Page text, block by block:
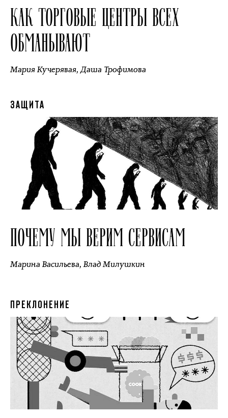
КАК ТОРГОВЫЕ ЦЕНТРЫ ВСЕХ
ОБМАНЫВАЮТ
Мария Кучерявая,Даша Трофимова
ЗАЩИТА
ПОЧЕМУ МЫ ВЕРИМ СЕРВИСАМ
Марина Васильева,Влад Милушкин
ПРЕКЛОНЕНИЕ